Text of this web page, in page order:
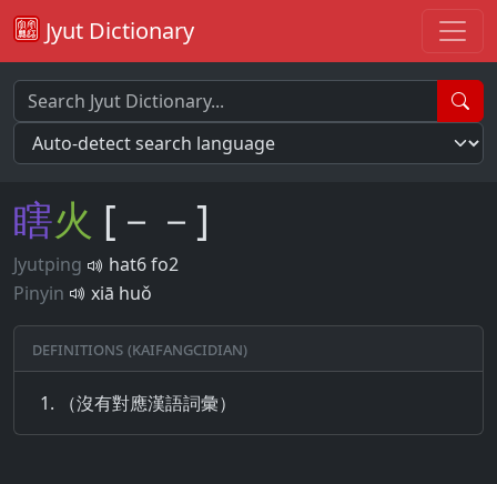
Jyut Dictionary
瞎火 [－－]
Jyutping
hat6 fo2
Pinyin
xiā huǒ
Definitions (Kaifangcidian)
（沒有對應漢語詞彙）